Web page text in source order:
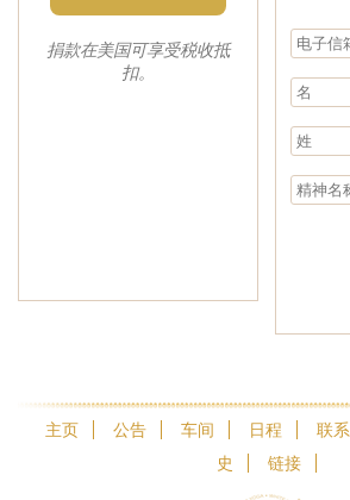
捐款在美国可享受税收抵
扣。
主页 公告 车间 日程 联系
史
链接